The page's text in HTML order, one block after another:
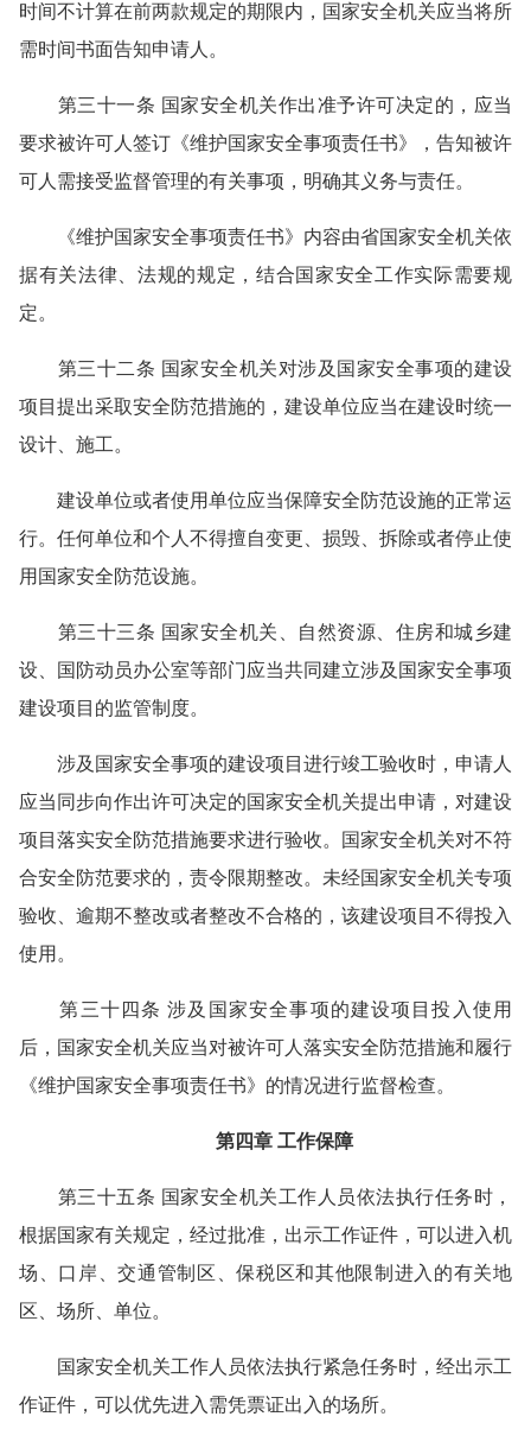
时间不计算在前两款规定的期限内，国家安全机关应当将所
需时间书面告知申请人。
第三十一条 国家安全机关作出准予许可决定的，应当
要求被许可人签订《维护国家安全事项责任书》，告知被许
可人需接受监督管理的有关事项，明确其义务与责任。
《维护国家安全事项责任书》内容由省国家安全机关依
据有关法律、法规的规定，结合国家安全工作实际需要规
定。
第三十二条 国家安全机关对涉及国家安全事项的建设
项目提出采取安全防范措施的，建设单位应当在建设时统一
设计、施工。
建设单位或者使用单位应当保障安全防范设施的正常运
行。任何单位和个人不得擅自变更、损毁、拆除或者停止使
用国家安全防范设施。
第三十三条 国家安全机关、自然资源、住房和城乡建
设、国防动员办公室等部门应当共同建立涉及国家安全事项
建设项目的监管制度。
涉及国家安全事项的建设项目进行竣工验收时，申请人
应当同步向作出许可决定的国家安全机关提出申请，对建设
项目落实安全防范措施要求进行验收。国家安全机关对不符
合安全防范要求的，责令限期整改。未经国家安全机关专项
验收、逾期不整改或者整改不合格的，该建设项目不得投入
使用。
第三十四条 涉及国家安全事项的建设项目投入使用
后，国家安全机关应当对被许可人落实安全防范措施和履行
《维护国家安全事项责任书》的情况进行监督检查。
第四章 工作保障
第三十五条 国家安全机关工作人员依法执行任务时，
根据国家有关规定，经过批准，出示工作证件，可以进入机
场、口岸、交通管制区、保税区和其他限制进入的有关地
区、场所、单位。
国家安全机关工作人员依法执行紧急任务时，经出示工
作证件，可以优先进入需凭票证出入的场所。